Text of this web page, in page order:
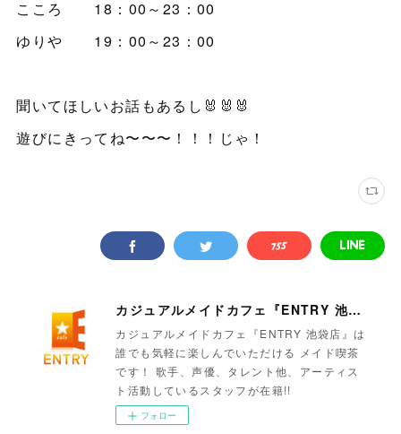
こころ 18：00～23：00
ゆりや 19：00～23：00
聞いてほしいお話もあるし🐰🐰🐰
遊びにきってね〜〜〜！！！じゃ！
カジュアルメイドカフェ『ENTRY 池袋店』
カジュアルメイドカフェ『ENTRY 池袋店』は
誰でも気軽に楽しんでいただける メイド喫茶
です！ 歌手、声優、タレント他、アーティス
ト活動しているスタッフが在籍!!
フォロー